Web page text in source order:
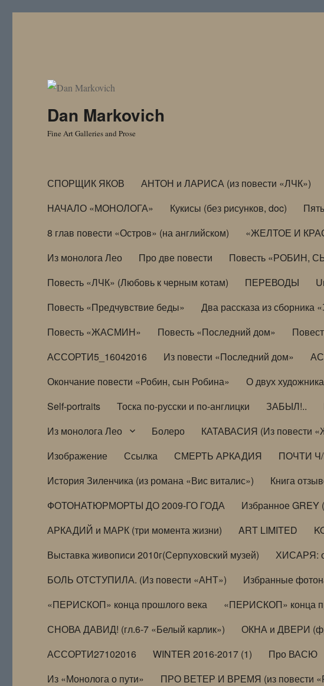
Dan Markovich
Fine Art Galleries and Prose
СПОРЩИК ЯКОВ АНТОН и ЛАРИСА (из повести «ЛЧК»)
НАЧАЛО «МОНОЛОГА»
Кукисы (без рисунков, doc)
8 глав повести «Остров» (на английском)
«ЖЕЛТОЕ И
Из монолога Лео
Про две повести Повесть «РОБИН,
Повесть «ЛЧК» (Любовь к черным котам)
ПЕРЕВОДЫ
Повесть «Предчувствие беды»
Два рассказа из сборника
Повесть «ЖАСМИН»
Повесть «Последний дом»
АССОРТИ5_16042016
Из повести «Последний дом»
Окончание повести «Робин, сын Робина»
О двух
Self-portraits
Тоска по-русски и по-англицки ЗАБЫЛ!..
Из монолога Лео
Болеро КАТАВАСИЯ (Из повести
Изображение
Ссылка СМЕРТЬ АРКАДИЯ ПОЧТИ
История Зиленчика (из романа «Вис виталис»)
Книга
ФОТОНАТЮРМОРТЫ ДО 2009-ГО ГОДА
Избранное GREY
АРКАДИЙ и МАРК (три момента жизни)
ART LIMITED
Выставка живописи 2010г(Серпуховский музей)
ХИСАРЯ:
БОЛЬ ОТСТУПИЛА. (Из повести «АНТ»)
Избранные
«ПЕРИСКОП» конца прошлого века
«ПЕРИСКОП» конца
СНОВА ДАВИД! (гл.6-7 «Белый карлик»)
ОКНА и ДВЕРИ
АССОРТИ27102016
WINTER 2016-2017 (1) Про ВАСЮ
Из «Монолога о пути»
ПРО ВЕТЕР И ВРЕМЯ (из повести